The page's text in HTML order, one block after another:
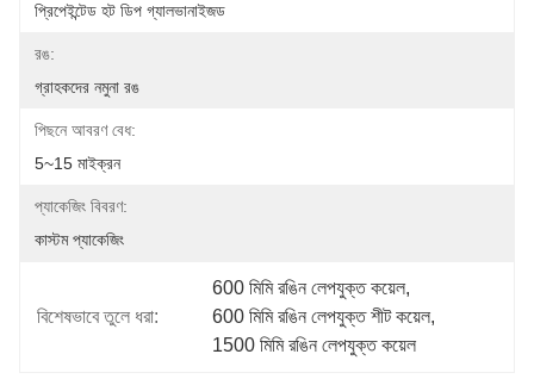
প্রিপেইন্টেড হট ডিপ গ্যালভানাইজড
রঙ:
গ্রাহকদের নমুনা রঙ
পিছনে আবরণ বেধ:
5~15 মাইক্রন
প্যাকেজিং বিবরণ:
কাস্টম প্যাকেজিং
বিশেষভাবে তুলে ধরা:
600 মিমি রঙিন লেপযুক্ত কয়েল,
600 মিমি রঙিন লেপযুক্ত শীট কয়েল,
1500 মিমি রঙিন লেপযুক্ত কয়েল